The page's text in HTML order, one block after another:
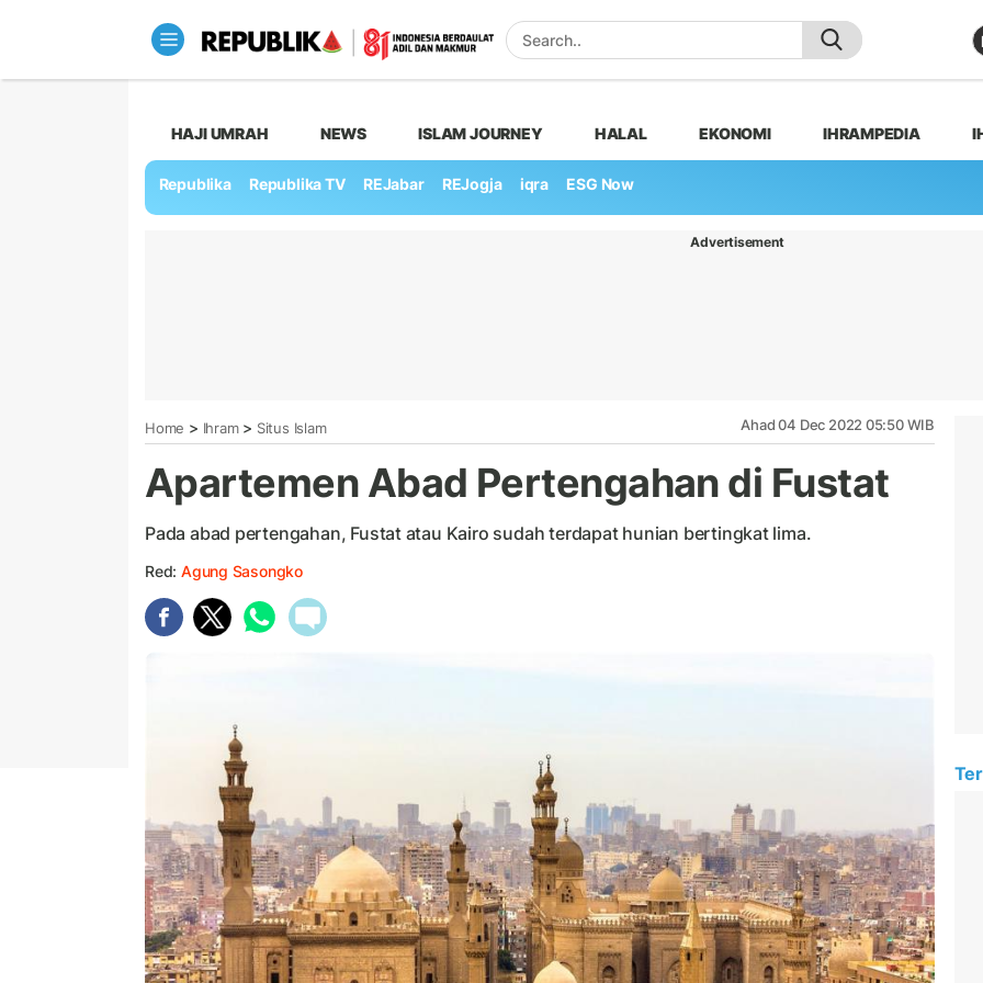
HAJI UMRAH NEWS ISLAM JOURNEY HALAL EKONOMI IHRAMPEDIA
Republika Republika TV REJabar REJogja iqra ESG Now
Advertisement
Home > Ihram> Situs Islam Ahad 04 Dec 2022 05:50 WIB
Apartemen Abad Pertengahan di Fustat
Pada abad pertengahan, Fustat atau Kairo sudah terdapat hunian bertingkat lima.
Red: Agung Sasongko